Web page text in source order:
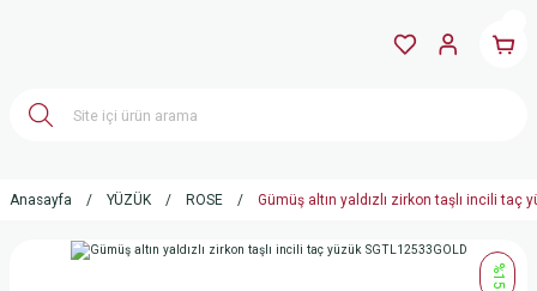
Anasayfa YÜZÜK ROSE Gümüş altın yaldızlı zirkon taşlı incili taç
%15